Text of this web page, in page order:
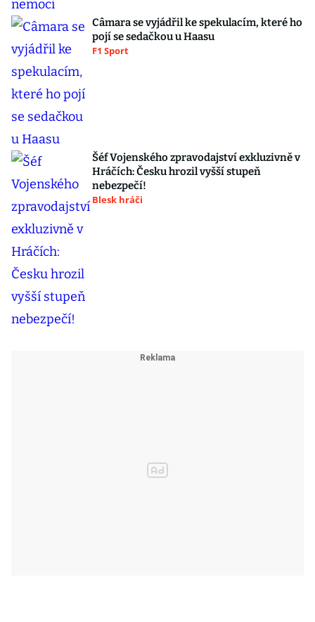
Câmara se vyjádřil ke spekulacím, které ho
pojí se sedačkou u Haasu
F1 Sport
Šéf Vojenského zpravodajství exkluzivně v
Hráčích: Česku hrozil vyšší stupeň
nebezpečí!
Blesk hráči